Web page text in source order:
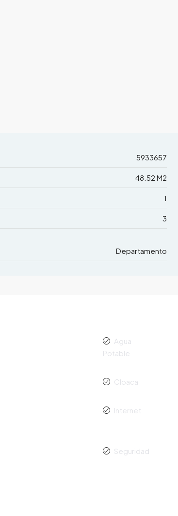
5933657
48.52 M2
1
3
Departamento
Agua
Potable
Cloaca
Internet
Seguridad